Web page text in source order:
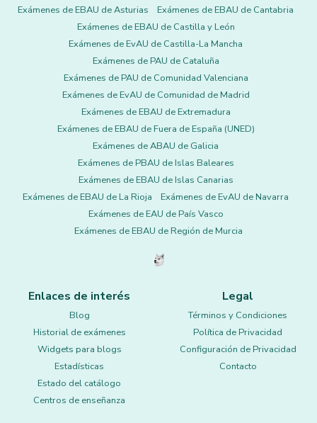
Exámenes de EBAU de Asturias
Exámenes de EBAU de Cantabria
Exámenes de EBAU de Castilla y León
Exámenes de EvAU de Castilla-La Mancha
Exámenes de PAU de Cataluña
Exámenes de PAU de Comunidad Valenciana
Exámenes de EvAU de Comunidad de Madrid
Exámenes de EBAU de Extremadura
Exámenes de EBAU de Fuera de España (UNED)
Exámenes de ABAU de Galicia
Exámenes de PBAU de Islas Baleares
Exámenes de EBAU de Islas Canarias
Exámenes de EBAU de La Rioja
Exámenes de EvAU de Navarra
Exámenes de EAU de País Vasco
Exámenes de EBAU de Región de Murcia
Enlaces de interés
Blog
Historial de exámenes
Widgets para blogs
Estadísticas
Estado del catálogo
Centros de enseñanza
Legal
Términos y Condiciones
Política de Privacidad
Configuración de Privacidad
Contacto